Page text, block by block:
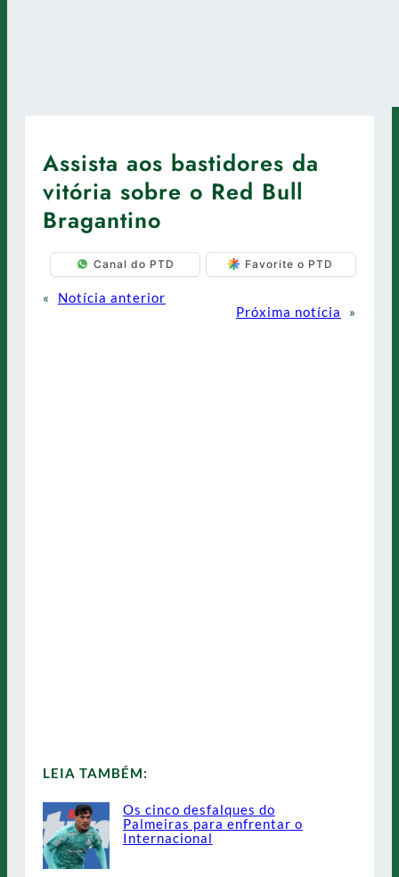
Assista aos bastidores da
vitória sobre o Red Bull
Bragantino
Canal do PTD Favorite o PTD
«
Notícia anterior
Próxima notícia
»
LEIA TAMBÉM:
Os cinco desfalques do
Palmeiras para enfrentar o
Internacional